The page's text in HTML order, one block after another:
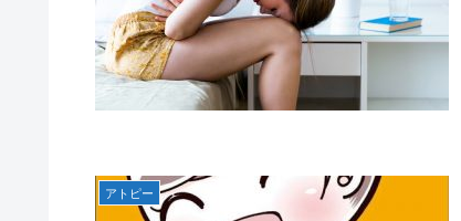
アトピー